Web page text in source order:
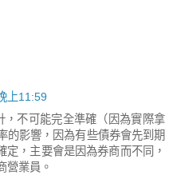
上11:59
，不可能完全準確（因為實際拿
的影響，因為有些債券會先到期
，主要會是因為券商而不同，
營業員。